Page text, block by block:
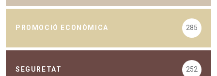
PROMOCIÓ ECONÒMICA 285
SEGURETAT 252